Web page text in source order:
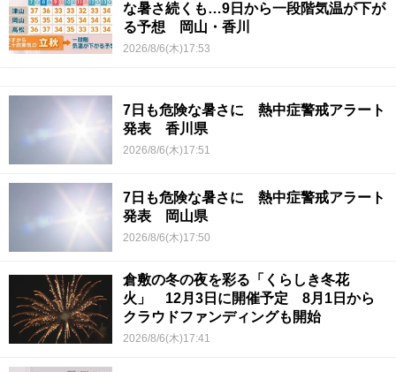
な暑さ続くも…9日から一段階気温が下が
る予想 岡山・香川
2026/8/6(木)17:53
7日も危険な暑さに 熱中症警戒アラート
発表 香川県
2026/8/6(木)17:51
7日も危険な暑さに 熱中症警戒アラート
発表 岡山県
2026/8/6(木)17:50
倉敷の冬の夜を彩る「くらしき冬花
火」 12月3日に開催予定 8月1日から
クラウドファンディングも開始
2026/8/6(木)17:41